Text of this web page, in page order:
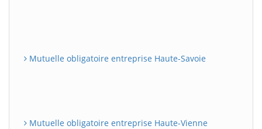
Mutuelle obligatoire entreprise Haute-Savoie
Mutuelle obligatoire entreprise Haute-Vienne